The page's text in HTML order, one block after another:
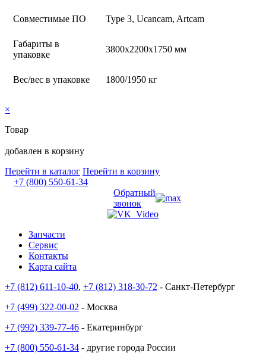
Совместимые ПО Type 3, Ucancam, Artcam
Габариты в
упаковке
3800х2200х1750 мм
Вес/вес в упаковке 1800/1950 кг
×
Товар
добавлен в корзину
Перейти в каталог Перейти в корзину
+7 (800) 550-61-34
Обратный
звонок
Запчасти
Сервис
Контакты
Карта сайта
+7 (812) 611-10-40, +7 (812) 318-30-72 - Санкт-Петербург
+7 (499) 322-00-02 - Москва
+7 (992) 339-77-46 - Екатеринбург
+7 (800) 550-61-34 - другие города России